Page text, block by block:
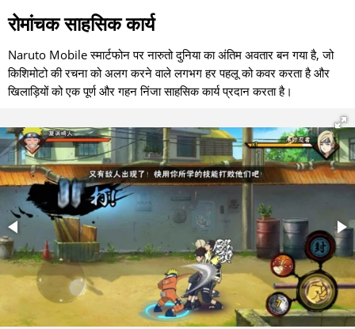
रोमांचक साहसिक कार्य
Naruto Mobileस्मार्टफोन पर नारुतो दुनिया का अंतिम अवतार बन गया है, जो
किशिमोटो की रचना को अलग करने वाले लगभग हर पहलू को कवर करता है और
खिलाड़ियों को एक पूर्ण और गहन निंजा साहसिक कार्य प्रदान करता है।